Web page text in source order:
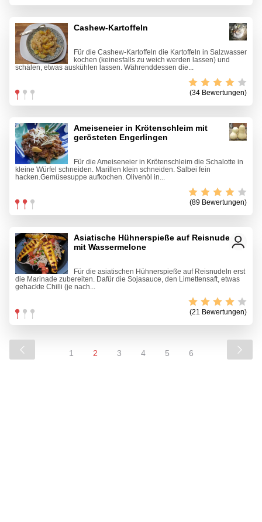
Cashew-Kartoffeln
Für die Cashew-Kartoffeln die Kartoffeln in Salzwasser
kochen (keinesfalls zu weich werden lassen) und
schälen, etwas auskühlen lassen. Währenddessen die...
(34 Bewertungen)
Ameiseneier in Krötenschleim mit
gerösteten Engerlingen
Für die Ameiseneier in Krötenschleim die Schalotte in
kleine Würfel schneiden. Marillen klein schneiden. Salbei fein
hacken.Gemüsesuppe aufkochen. Olivenöl in...
(89 Bewertungen)
Asiatische Hühnerspieße auf Reisnudeln
mit Wassermelone
Für die asiatischen Hühnerspieße auf Reisnudeln erst
die Marinade zubereiten. Dafür die Sojasauce, den Limettensaft, etwas
gehackte Chilli (je nach...
(21 Bewertungen)
1 2 3 4 5 6